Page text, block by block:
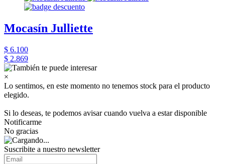
Mocasín Julliette
$ 6.100
$ 2.869
×
Lo sentimos, en este momento no tenemos stock para el producto
elegido.
Si lo deseas, te podemos avisar cuando vuelva a estar disponible
Notificarme
No gracias
Suscribite a nuestro newsletter